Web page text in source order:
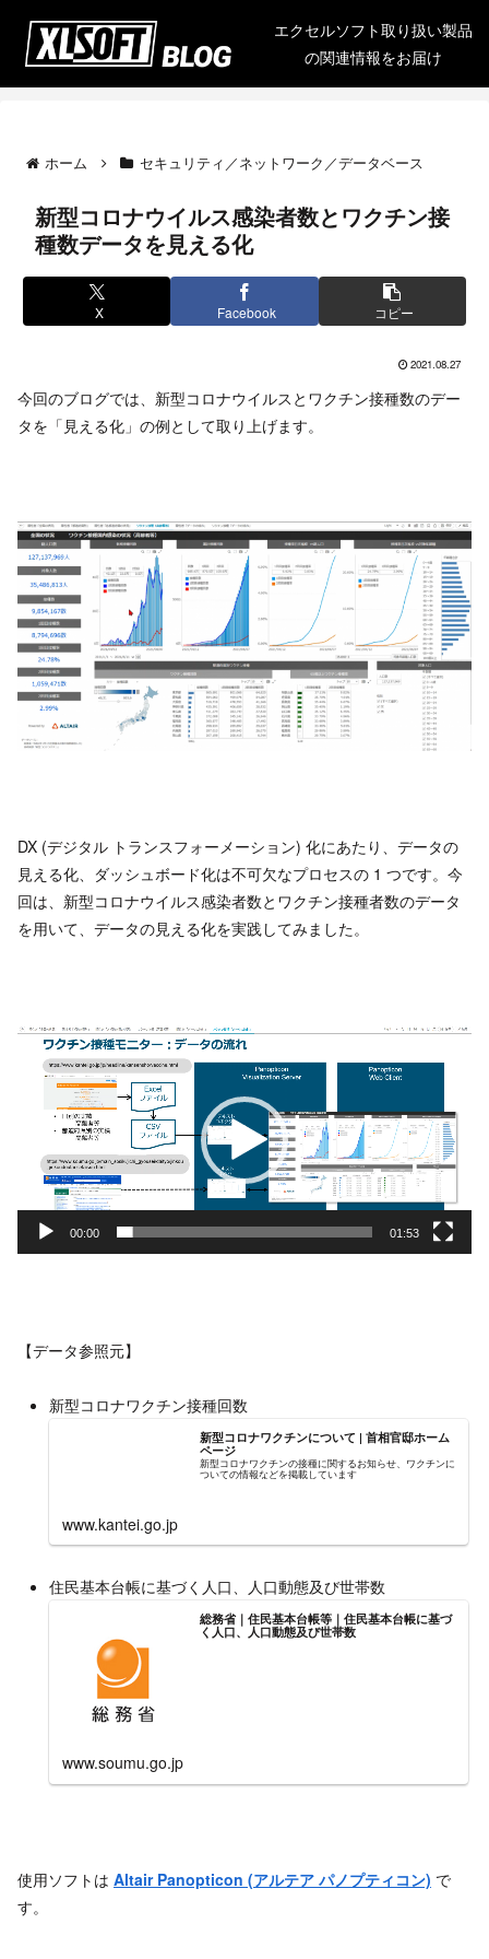
エクセルソフト取り扱い製品
の関連情報をお届け
ホーム セキュリティ／ネットワーク／データベース
新型コロナウイルス感染者数とワクチン接
種数データを見える化
X Facebook コピー
2021.08.27
今回のブログでは、新型コロナウイルスとワクチン接種数のデー
タを「見える化」の例として取り上げます。
DX (デジタル トランスフォーメーション) 化にあたり、データの
見える化、ダッシュボード化は不可欠なプロセスの 1 つです。今
回は、新型コロナウイルス感染者数とワクチン接種者数のデータ
を用いて、データの見える化を実践してみました。
動
00:00 01:53
【データ参照元】
新型コロナワクチン接種回数
新型コロナワクチンについて | 首相官邸ホーム
ページ
新型コロナワクチンの接種に関するお知らせ、ワクチンに
ついての情報などを掲載しています
www.kantei.go.jp
住民基本台帳に基づく人口、人口動態及び世帯数
総務省｜住民基本台帳等｜住民基本台帳に基づ
く人口、人口動態及び世帯数
www.soumu.go.jp
使用ソフトは Altair Panopticon (アルテア パノプティコン) で
す。